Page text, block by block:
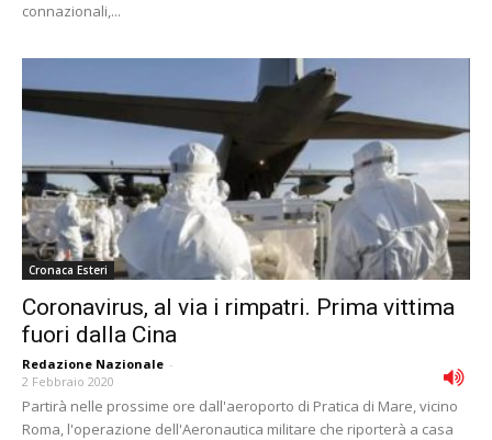
connazionali,...
Cronaca Esteri
Coronavirus, al via i rimpatri. Prima vittima
fuori dalla Cina
Redazione Nazionale -
2 Febbraio 2020
Partirà nelle prossime ore dall'aeroporto di Pratica di Mare, vicino
Roma, l'operazione dell'Aeronautica militare che riporterà a casa